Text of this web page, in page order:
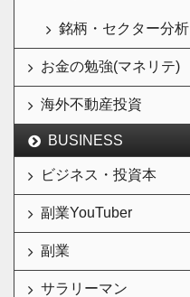
銘柄・セクター分析
お金の勉強(マネリテ)
海外不動産投資
BUSINESS
ビジネス・投資本
副業YouTuber
副業
サラリーマン